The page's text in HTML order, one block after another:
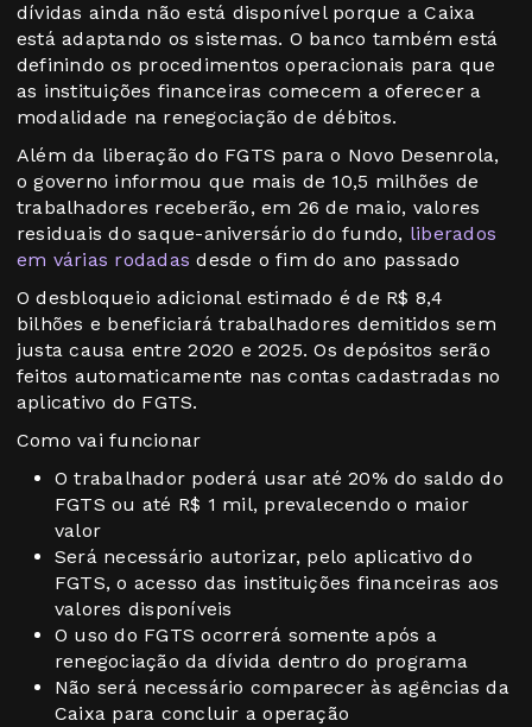
dívidas ainda não está disponível porque a Caixa
está adaptando os sistemas. O banco também está
definindo os procedimentos operacionais para que
as instituições financeiras comecem a oferecer a
modalidade na renegociação de débitos.
Além da liberação do FGTS para o Novo Desenrola,
o governo informou que mais de 10,5 milhões de
trabalhadores receberão, em 26 de maio, valores
residuais do saque-aniversário do fundo, liberados
em várias rodadas desde o fim do ano passado
O desbloqueio adicional estimado é de R$ 8,4
bilhões e beneficiará trabalhadores demitidos sem
justa causa entre 2020 e 2025. Os depósitos serão
feitos automaticamente nas contas cadastradas no
aplicativo do FGTS.
Como vai funcionar
O trabalhador poderá usar até 20% do saldo do
FGTS ou até R$ 1 mil, prevalecendo o maior
valor
Será necessário autorizar, pelo aplicativo do
FGTS, o acesso das instituições financeiras aos
valores disponíveis
O uso do FGTS ocorrerá somente após a
renegociação da dívida dentro do programa
Não será necessário comparecer às agências da
Caixa para concluir a operação